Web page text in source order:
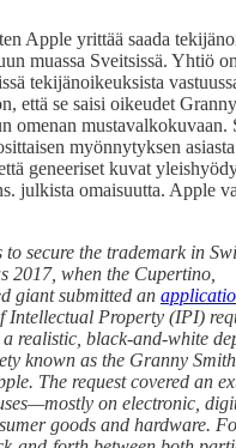
Apple yrittää saada
muassa Sveitsissä. Yhtiö
tekijänoikeuksista
että se saisi oikeudet
omenan mustavalkokuvaan.
myönnytyksen
geneeriset kuvat
julkista omaisuutta. Apple
to secure the trademark in
2017, when the Cupertino,
giant submitted an
Intellectual Property (IPI)
realistic, black-and-white
known as the Granny
The request covered an
on electronic,
goods and hardware.